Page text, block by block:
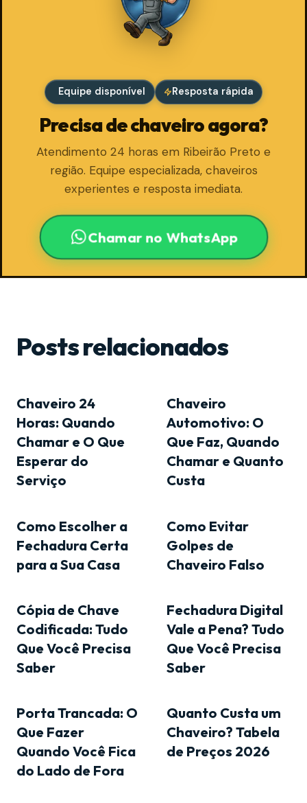
Equipe disponível Resposta rápida
Precisa de chaveiro agora?
Atendimento 24 horas em Ribeirão Preto e
região. Equipe especializada, chaveiros
experientes e resposta imediata.
Chamar no WhatsApp
Posts relacionados
Chaveiro 24
Horas: Quando
Chamar e O Que
Esperar do
Serviço
Chaveiro
Automotivo: O
Que Faz, Quando
Chamar e Quanto
Custa
Como Escolher a
Fechadura Certa
para a Sua Casa
Como Evitar
Golpes de
Chaveiro Falso
Cópia de Chave
Codificada: Tudo
Que Você Precisa
Saber
Fechadura Digital
Vale a Pena? Tudo
Que Você Precisa
Saber
Porta Trancada: O
Que Fazer
Quando Você Fica
do Lado de Fora
Quanto Custa um
Chaveiro? Tabela
de Preços 2026